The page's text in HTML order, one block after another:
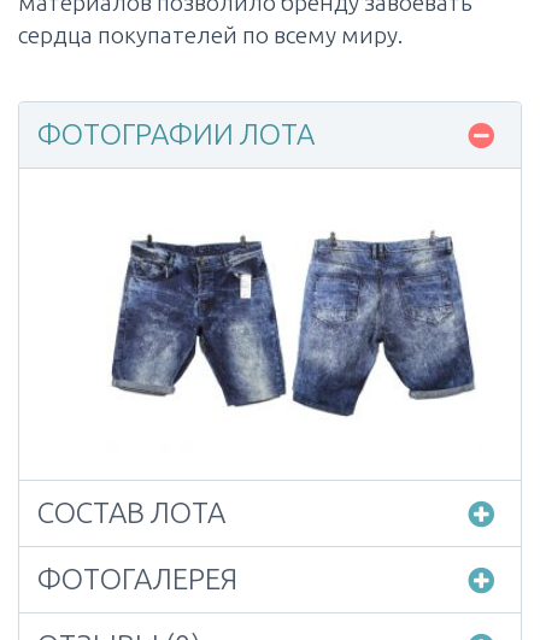
сердца покупателей по всему миру.
ФОТОГРАФИИ ЛОТА
СОСТАВ ЛОТА
ФОТОГАЛЕРЕЯ